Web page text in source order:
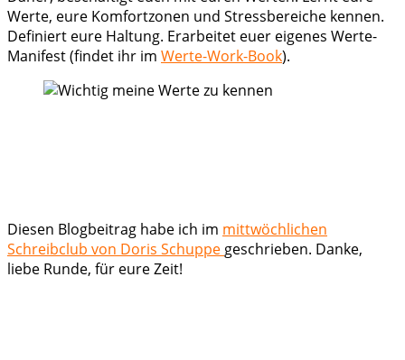
Werte, eure Komfortzonen und Stressbereiche kennen.
Definiert eure Haltung. Erarbeitet euer eigenes Werte-
Manifest (findet ihr im Werte-Work-Book).
Diesen Blogbeitrag habe ich im mittwöchlichen
Schreibclub von Doris Schuppe geschrieben. Danke,
liebe Runde, für eure Zeit!